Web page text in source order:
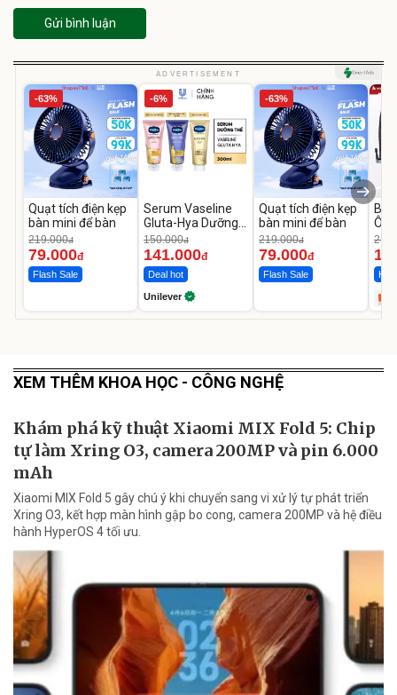
Gửi bình luận
ADVERTISEMENT
-63%
Quạt tích điện kẹp
bàn mini để bàn
219.000đ
79.000đ
Flash Sale
-6%
Serum Vaseline
Gluta-Hya Dưỡng
Da Sáng Mịn Sau 7
Ngày
150.000đ
141.000đ
Deal hot
Unilever
-63%
Quạt tích điện kẹp
bàn mini để bàn
219.000đ
79.000đ
Flash Sale
Ô
Hot
XEM THÊM KHOA HỌC - CÔNG NGHỆ
Khám phá kỹ thuật Xiaomi MIX Fold 5: Chip
tự làm Xring O3, camera 200MP và pin 6.000
mAh
Xiaomi MIX Fold 5 gây chú ý khi chuyển sang vi xử lý tự phát triển
Xring O3, kết hợp màn hình gập bo cong, camera 200MP và hệ điều
hành HyperOS 4 tối ưu.